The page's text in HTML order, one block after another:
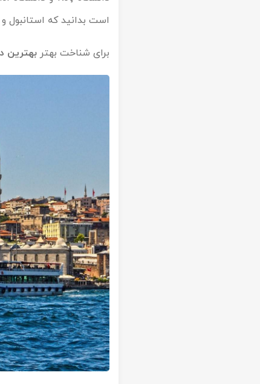
است بدانید که استانبول و مناطق
برای شناخت بهتر بهترین